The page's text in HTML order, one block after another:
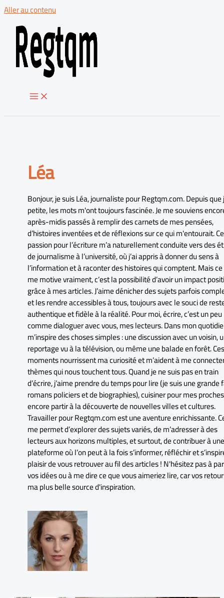
Aller au contenu
Léa
Bonjour, je suis Léa, journaliste pour Regtqm.com. Depuis que
petite, les mots m'ont toujours fascinée. Je me souviens
après-midis passés à remplir des carnets de mes pensées,
d’histoires inventées et de réflexions sur ce qui m'entourait.
passion pour l’écriture m’a naturellement conduite vers des
de journalisme à l’université, où j’ai appris à donner du sens à
l’information et à raconter des histoires qui comptent. Mais
me motive vraiment, c’est la possibilité d’avoir un impact
grâce à mes articles. J’aime dénicher des sujets parfois
et les rendre accessibles à tous, toujours avec le souci de
authentique et fidèle à la réalité. Pour moi, écrire, c’est un peu
comme dialoguer avec vous, mes lecteurs. Dans mon
m’inspire des choses simples : une discussion avec un voisin,
reportage vu à la télévision, ou même une balade en forêt. Ces
moments nourrissent ma curiosité et m’aident à me
thèmes qui nous touchent tous. Quand je ne suis pas en train
d’écrire, j’aime prendre du temps pour lire (je suis une grande
romans policiers et de biographies), cuisiner pour mes
encore partir à la découverte de nouvelles villes et cultures.
Travailler pour Regtqm.com est une aventure enrichissante.
me permet d’explorer des sujets variés, de m’adresser à des
lecteurs aux horizons multiples, et surtout, de contribuer à une
plateforme où l’on peut à la fois s’informer, réfléchir et
plaisir de vous retrouver au fil des articles ! N'hésitez pas à
vos idées ou à me dire ce que vous aimeriez lire, car vos
ma plus belle source d'inspiration.